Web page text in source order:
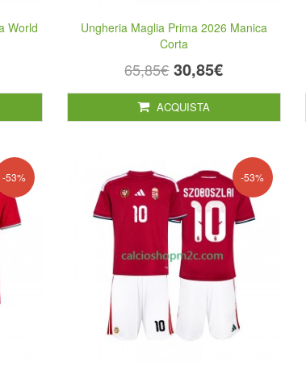
World
Ungheria Maglia Prima 2026 Manica
Corta
65,85€ 30,85€
ACQUISTA
-53% -53%